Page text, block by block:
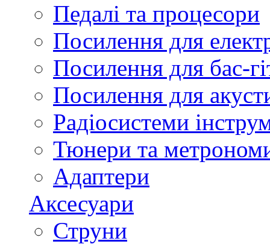
Педалі та процесори
Посилення для
Посилення для бас-
Посилення для
Радіосистеми
Тюнери та
Адаптери
Аксесуари
Струни